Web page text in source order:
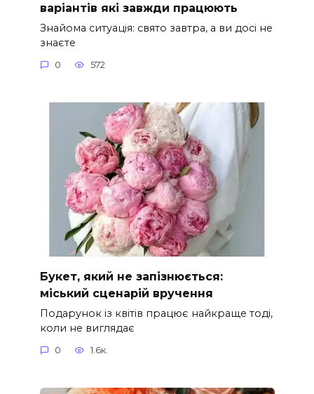
варіантів які завжди працюють
Знайома ситуація: свято завтра, а ви досі не
знаєте
0 572
Букет, який не запізнюється:
міський сценарій вручення
Подарунок із квітів працює найкраще тоді,
коли не виглядає
0 1.6к.